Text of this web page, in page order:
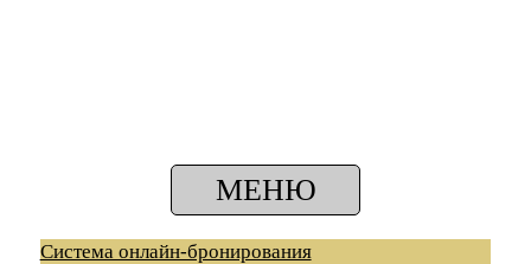
МЕНЮ
Система онлайн-бронирования